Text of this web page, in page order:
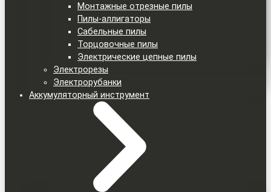
Монтажные отрезные пилы
Пилы-аллигаторы
Сабельные пилы
Торцовочные пилы
Электрические цепные пилы
Электрорезы
Электрорубанки
Аккумуляторный инструмент